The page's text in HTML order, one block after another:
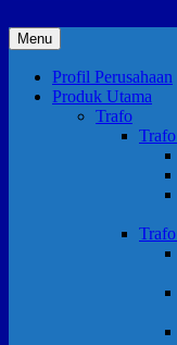
Menu
Profil Perusahaan
Produk Utama
Trafo